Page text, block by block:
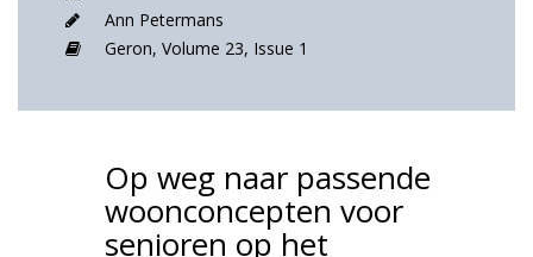
Ann Petermans
Geron, Volume 23, Issue 1
Op weg naar passende
woonconcepten voor
senioren op het